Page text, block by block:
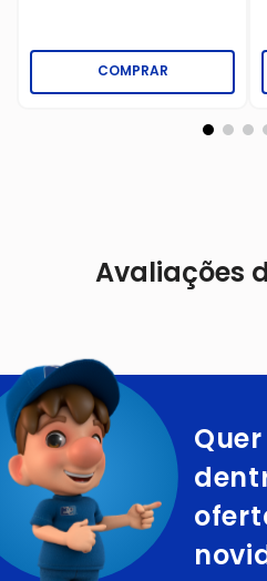
COMPRAR
Avaliações